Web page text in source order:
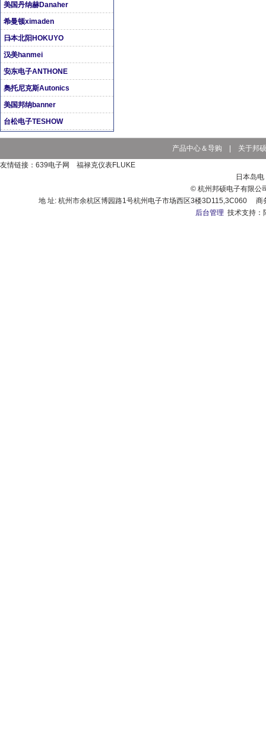
美国丹纳赫Danaher
希曼顿ximaden
日本北阳HOKUYO
汉美hanmei
安东电子ANTHONE
奥托尼克斯Autonics
美国邦纳banner
台松电子TESHOW
产品中心＆导购
关于邦硕
友情链接：639电子网 福禄克仪表FLUKE
日本岛
© 杭州邦硕电子有限公
地 址: 杭州市余杭区博园路1号杭州电子市场西区3楼3D115,3C060
后台管理 技术支持：